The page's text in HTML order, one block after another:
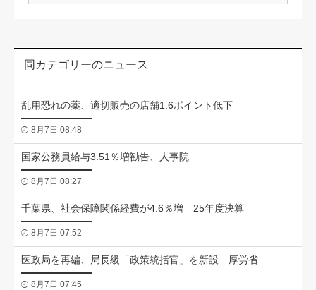
同カテゴリーのニュース
乱用恐れの薬、適切販売の店舗1.6ポイント低下
8月7日 08:48
国家公務員給与3.51％増勧告、人事院
8月7日 08:27
千葉県、社会保障関係経費が4.6％増 25年度決算
8月7日 07:52
医政局を再編、局長級「政策統括官」を新設 厚労省
8月7日 07:45